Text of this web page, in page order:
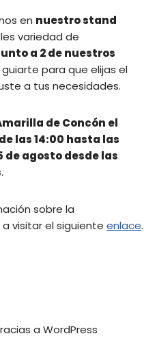
en nuestro stand
variedad de
a 2 de nuestros
para que elijas el
a tus necesidades.
de Concón el
las 14:00 hasta las
de agosto desde las
.
sobre la
visitar el siguiente enlace.
a WordPress